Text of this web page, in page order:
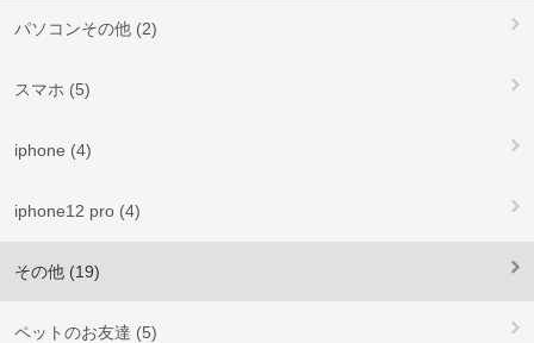
パソコンその他 (2)
スマホ (5)
iphone (4)
iphone12 pro (4)
その他 (19)
ペットのお友達 (5)